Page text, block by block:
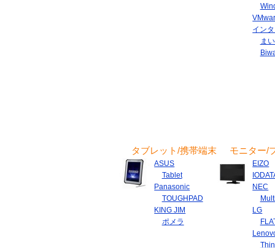
イン
ま
タブレット/携帯端末
ASUS
Tablet
Panasonic
TOUGHPAD
KING JIM
ポメラ
モニター/
EIZO
NEC
LG